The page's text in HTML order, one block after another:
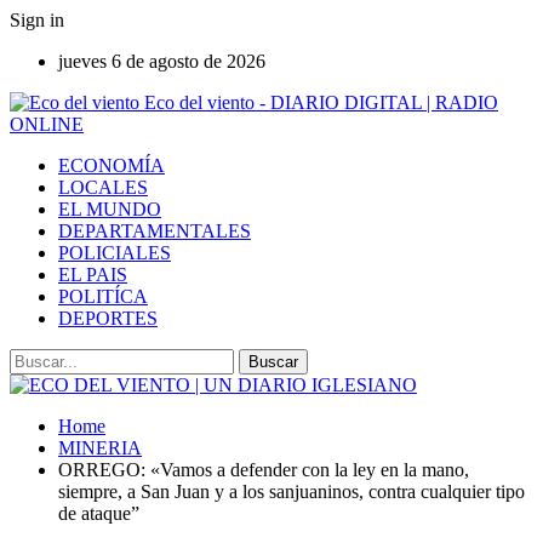
Sign in
jueves 6 de agosto de 2026
Eco del viento - DIARIO DIGITAL | RADIO
ONLINE
ECONOMÍA
LOCALES
EL MUNDO
DEPARTAMENTALES
POLICIALES
EL PAIS
POLITÍCA
DEPORTES
Home
MINERIA
ORREGO: «Vamos a defender con la ley en la mano,
siempre, a San Juan y a los sanjuaninos, contra cualquier tipo
de ataque”